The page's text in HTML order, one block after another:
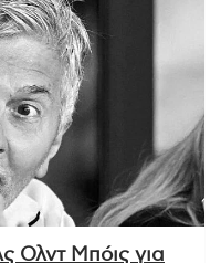
Ολντ Μπόις για